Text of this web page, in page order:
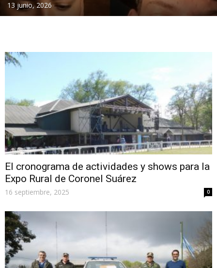
13 junio, 2026
El cronograma de actividades y shows para la
Expo Rural de Coronel Suárez
16 septiembre, 2025 0